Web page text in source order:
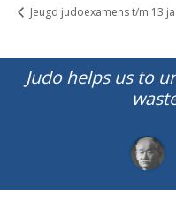
Jeugd judoexamens t/m 13
Judo helps us to